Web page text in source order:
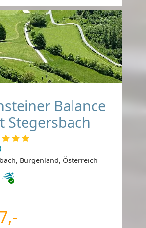
Balance
Stegersbach
Burgenland, Österreich